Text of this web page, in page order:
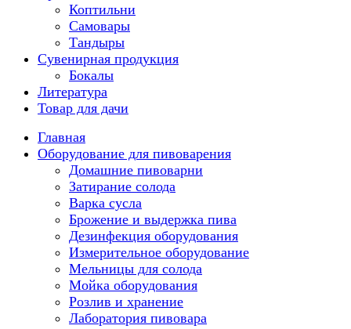
Коптильни
Самовары
Тандыры
Сувенирная продукция
Бокалы
Литература
Товар для дачи
Главная
Оборудование для пивоварения
Домашние пивоварни
Затирание солода
Варка сусла
Брожение и выдержка пива
Дезинфекция оборудования
Измерительное оборудование
Мельницы для солода
Мойка оборудования
Розлив и хранение
Лаборатория пивовара